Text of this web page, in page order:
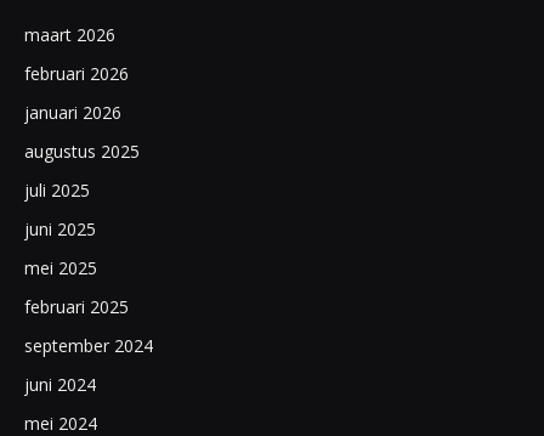
maart 2026
februari 2026
januari 2026
augustus 2025
juli 2025
juni 2025
mei 2025
februari 2025
september 2024
juni 2024
mei 2024